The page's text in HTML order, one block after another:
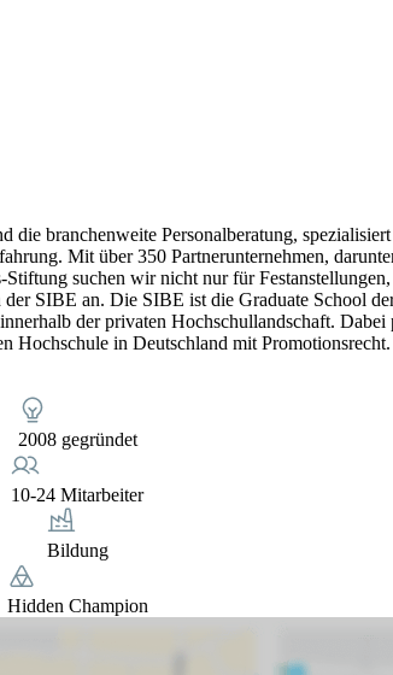
branchenweite Personalberatung,
Mit über 350 Partnerunternehmen,
suchen wir nicht nur für
SIBE an. Die SIBE ist die Graduate School
der privaten Hochschullandschaft.
Hochschule in Deutschland mit
2008 gegründet
10-24 Mitarbeiter
Bildung
Hidden Champion